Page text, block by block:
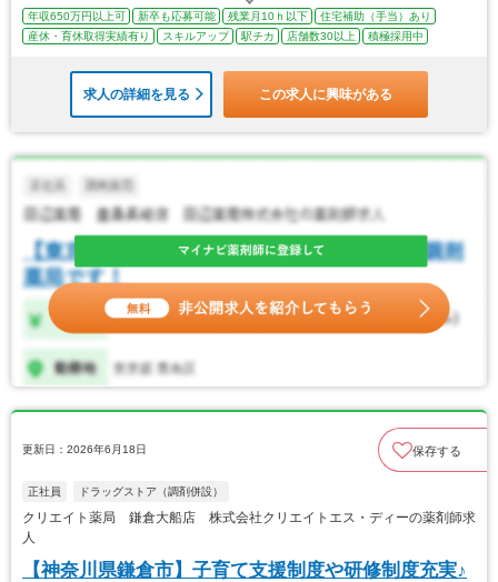
年収650万円以上可 新卒も応募可能 残業月10ｈ以下
住宅補助（手当）あり
産休・育休取得実績有り
スキルアップ 駅チカ 店舗数30以上 積極採用中
求人の詳細を見る この求人に興味がある
更新日：2026年6月18日 保存する
正社員 ドラッグストア（調剤併設）
クリエイト薬局 鎌倉大船店 株式会社クリエイトエス・ディーの薬剤師求
人
【神奈川県鎌倉市】子育て支援制度や研修制度充実♪